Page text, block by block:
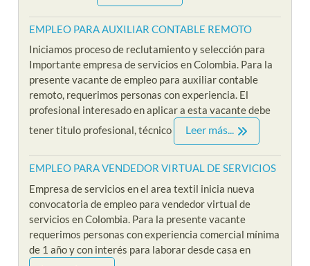
EMPLEO PARA AUXILIAR CONTABLE REMOTO
Iniciamos proceso de reclutamiento y selección para
Importante empresa de servicios en Colombia. Para la
presente vacante de empleo para auxiliar contable
remoto, requerimos personas con experiencia. El
profesional interesado en aplicar a esta vacante debe
tener titulo profesional, técnico
Leer más...
EMPLEO PARA VENDEDOR VIRTUAL DE SERVICIOS
Empresa de servicios en el area textil inicia nueva
convocatoria de empleo para vendedor virtual de
servicios en Colombia. Para la presente vacante
requerimos personas con experiencia comercial mínima
de 1 año y con interés para laborar desde casa en